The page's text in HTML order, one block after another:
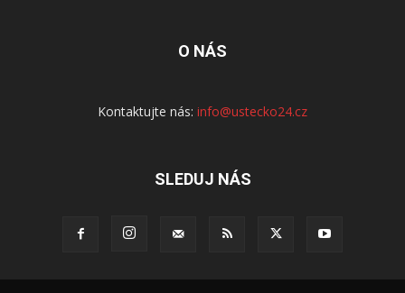
O NÁS
Kontaktujte nás: info@ustecko24.cz
SLEDUJ NÁS